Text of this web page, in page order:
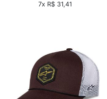
7x R$ 31,41